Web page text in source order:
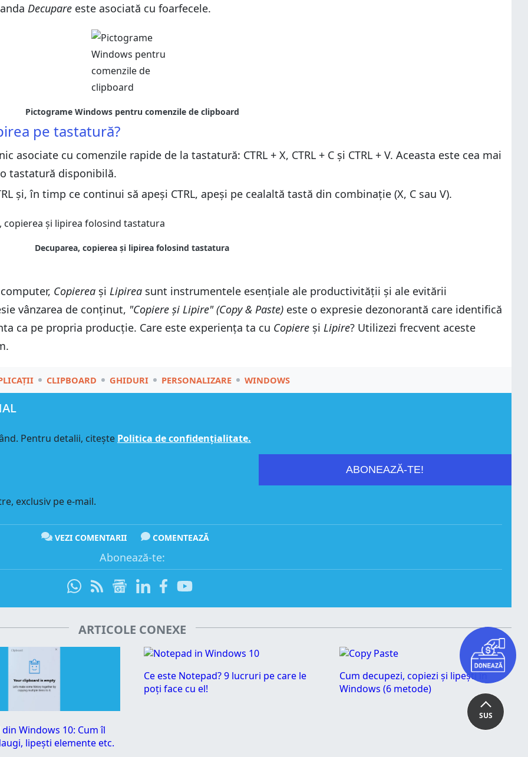
SUS
Decupare este asociată cu foarfecele.
Pictograme Windows pentru comenzile de clipboard
pe tastatură?
asociate cu comenzile rapide de la tastatură: CTRL + X, CTRL + C și CTRL + V. Aceasta este cea mai
tastatură disponibilă.
și, în timp ce continui să apeși CTRL, apeși pe cealaltă tastă din combinație (X, C sau V).
Decuparea, copierea și lipirea folosind tastatura
Copierea și Lipirea sunt instrumentele esențiale ale productivității și ale evitării
vânzarea de conținut, "Copiere și Lipire" (Copy & Paste) este o expresie dezonorantă care identifică
ca pe propria producție. Care este experiența ta cu Copiere și Lipire? Utilizezi frecvent aceste
CLIPBOARD GHIDURI PERSONALIZARE WINDOWS
Pentru detalii, citește Politica de confidențialitate.
ABONEAZĂ-TE!
exclusiv pe e-mail.
VEZI COMENTARII COMENTEAZĂ
Abonează-te:
ARTICOLE CONEXE
Windows 10: Cum îl
lipești elemente etc.
Ce este Notepad? 9 lucruri pe care le
poți face cu el!
Cum decupezi, copiezi și lipești în
Windows (6 metode)